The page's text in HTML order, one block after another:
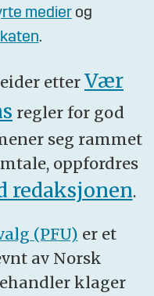
medier og
.
etter Vær
regler for god
seg rammet
oppfordres
redaksjonen.
(PFU) er et
av Norsk
klager